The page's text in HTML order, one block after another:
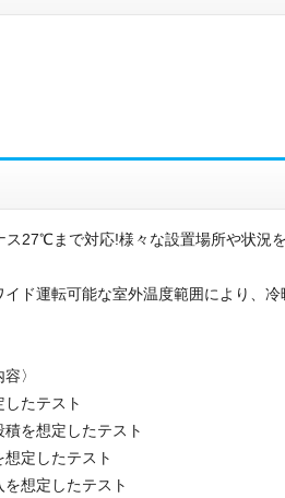
27℃まで対応!様々な設置場所や状況
ド運転可能な室外温度範囲により、
〉
したテスト
積を想定したテスト
想定したテスト
を想定したテスト
事お見積り依頼
他